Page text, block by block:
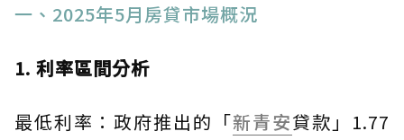
一、2025年5月房貸市場概況
1. 利率區間分析
最低利率：政府推出的「新青安貸款」1.77